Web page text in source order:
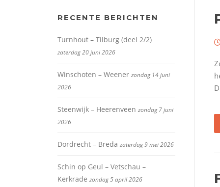
RECENTE BERICHTEN
Turnhout – Tilburg (deel 2/2)
zaterdag 20 juni 2026
Winschoten – Weener zondag 14 juni
2026
Steenwijk – Heerenveen zondag 7 juni
2026
Dordrecht – Breda zaterdag 9 mei 2026
Schin op Geul – Vetschau –
Kerkrade zondag 5 april 2026